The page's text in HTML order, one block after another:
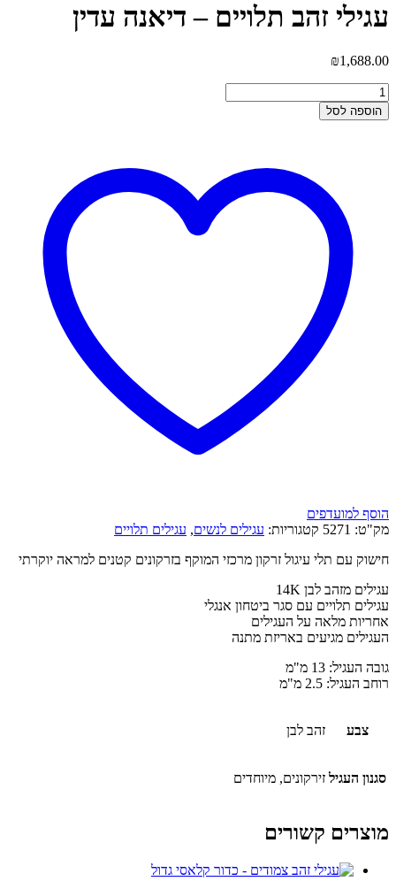
עגילי זהב תלויים – דיאנה עדין
₪1,688.00
כמות
של
עגילי
הוספה לסל
הוסף למועדפים
מק"ט: 5271 קטגוריות: עגילים לנשים, עגילים תלויים
חישוק עם תלי עיגול זרקון מרכזי המוקף בזרקונים קטנים למראה יוקרתי
עגילים מזהב לבן 14K
עגילים תלויים עם סגר ביטחון אנגלי
אחריות מלאה על העגילים
העגילים מגיעים באריזת מתנה
גובה העגיל: 13 מ"מ
רוחב העגיל: 2.5 מ"מ
צבע זהב לבן
סגנון העגיל זירקונים, מיוחדים
מוצרים קשורים